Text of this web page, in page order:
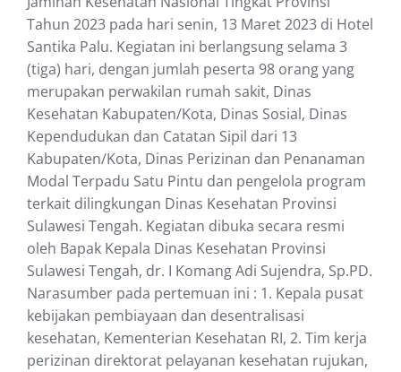
Tahun 2023 pada hari senin, 13 Maret 2023 di Hotel
Santika Palu. Kegiatan ini berlangsung selama 3
(tiga) hari, dengan jumlah peserta 98 orang yang
merupakan perwakilan rumah sakit, Dinas
Kesehatan Kabupaten/Kota, Dinas Sosial, Dinas
Kependudukan dan Catatan Sipil dari 13
Kabupaten/Kota, Dinas Perizinan dan Penanaman
Modal Terpadu Satu Pintu dan pengelola program
terkait dilingkungan Dinas Kesehatan Provinsi
Sulawesi Tengah. Kegiatan dibuka secara resmi
oleh Bapak Kepala Dinas Kesehatan Provinsi
Sulawesi Tengah, dr. I Komang Adi Sujendra, Sp.PD.
Narasumber pada pertemuan ini : 1. Kepala pusat
kebijakan pembiayaan dan desentralisasi
kesehatan, Kementerian Kesehatan RI, 2. Tim kerja
perizinan direktorat pelayanan kesehatan rujukan,